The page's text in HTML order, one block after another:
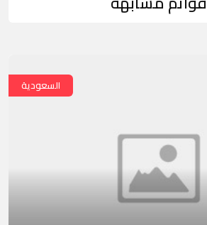
السعودية